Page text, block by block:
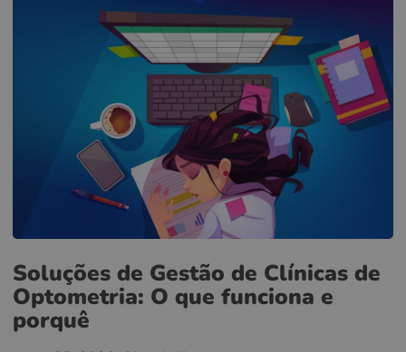
Soluções de Gestão de Clínicas de
Optometria: O que funciona e
porquê